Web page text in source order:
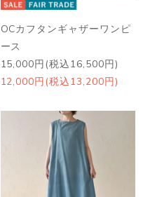
OCカフタンギャザーワンピ
ース
15,000円(税込16,500円)
12,000円(税込13,200円)